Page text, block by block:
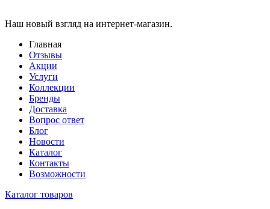
Наш новый взгляд на интернет-магазин.
Главная
Отзывы
Акции
Услуги
Коллекции
Бренды
Доставка
Вопрос ответ
Блог
Новости
Каталог
Контакты
Возможности
Каталог товаров